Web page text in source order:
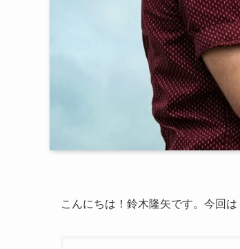
こんにちは！鈴木隆矢です。今回